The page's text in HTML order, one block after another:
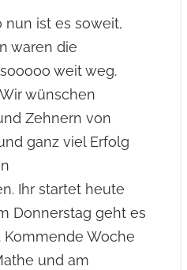
nun ist es soweit,
waren die
weit weg.
wünschen
Zehnern von
ganz viel Erfolg
Ihr startet heute
Donnerstag geht es
Kommende Woche
und am